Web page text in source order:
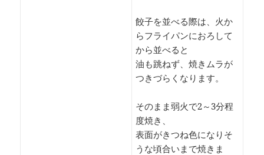
餃子を並べる際は、火か
らフライパンにおろして
から並べると
油も跳ねず、焼きムラが
つきづらくなります。
そのまま弱火で2～3分程
度焼き、
表面がきつね色になりそ
うな頃合いまで焼きま